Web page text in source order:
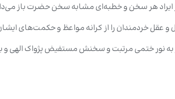
ایراد هر سخن و خطبه‌ای مشابه سخن حضرت باز
و عقل خردمندان را از کرانه مواعظ و حکمت‌های
به نور ختمی مرتبت و سخنش مستفیض پژواک